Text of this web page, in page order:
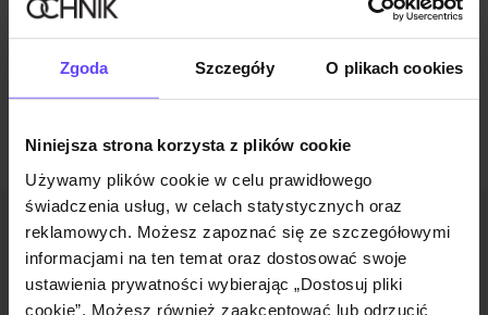
Zgoda Szczegóły O plikach cookies
Niniejsza strona korzysta z plików cookie
Używamy plików cookie w celu prawidłowego
świadczenia usług, w celach statystycznych oraz
reklamowych. Możesz zapoznać się ze szczegółowymi
informacjami na ten temat oraz dostosować swoje
ustawienia prywatności wybierając „Dostosuj pliki
cookie”. Możesz również zaakceptować lub odrzucić
Opis produktu
Opinie
Newsletter
Bądź na bieżąco z nowościami i promocjami!